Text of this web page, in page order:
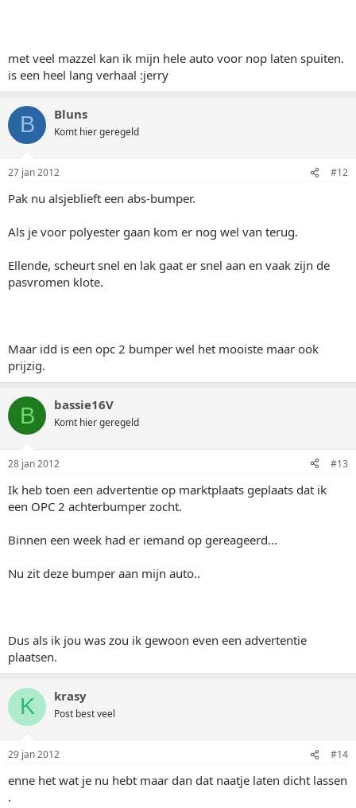
met veel mazzel kan ik mijn hele auto voor nop laten spuiten.
is een heel lang verhaal :jerry
B Bluns
Komt hier geregeld
27 jan 2012 #12
Pak nu alsjeblieft een abs-bumper.
Als je voor polyester gaan kom er nog wel van terug.
Ellende, scheurt snel en lak gaat er snel aan en vaak zijn de
pasvromen klote.
Maar idd is een opc 2 bumper wel het mooiste maar ook
prijzig.
B bassie16V
Komt hier geregeld
28 jan 2012 #13
Ik heb toen een advertentie op marktplaats geplaats dat ik
een OPC 2 achterbumper zocht.
Binnen een week had er iemand op gereageerd...
Nu zit deze bumper aan mijn auto..
Dus als ik jou was zou ik gewoon even een advertentie
plaatsen.
K krasy
Post best veel
29 jan 2012 #14
enne het wat je nu hebt maar dan dat naatje laten dicht lassen
.